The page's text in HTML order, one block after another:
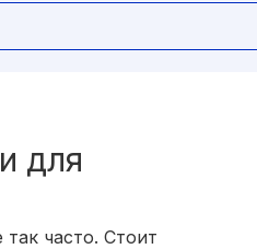
для
часто. Стоит